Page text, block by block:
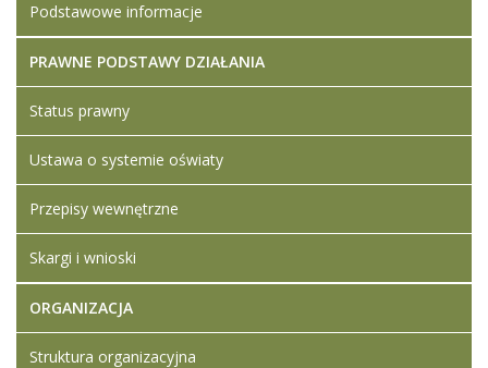
Podstawowe informacje
PRAWNE PODSTAWY DZIAŁANIA
Status prawny
Ustawa o systemie oświaty
Przepisy wewnętrzne
Skargi i wnioski
ORGANIZACJA
Struktura organizacyjna